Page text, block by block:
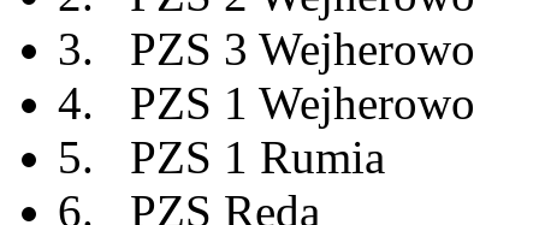
3. PZS 3 Wejherowo
4. PZS 1 Wejherowo
5. PZS 1 Rumia
6. PZS Reda